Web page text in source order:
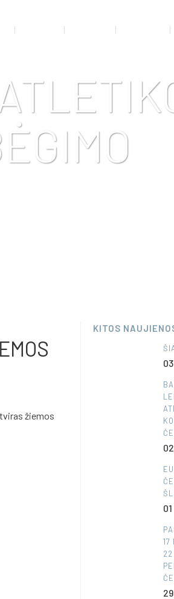
žiemos
KITOS
17